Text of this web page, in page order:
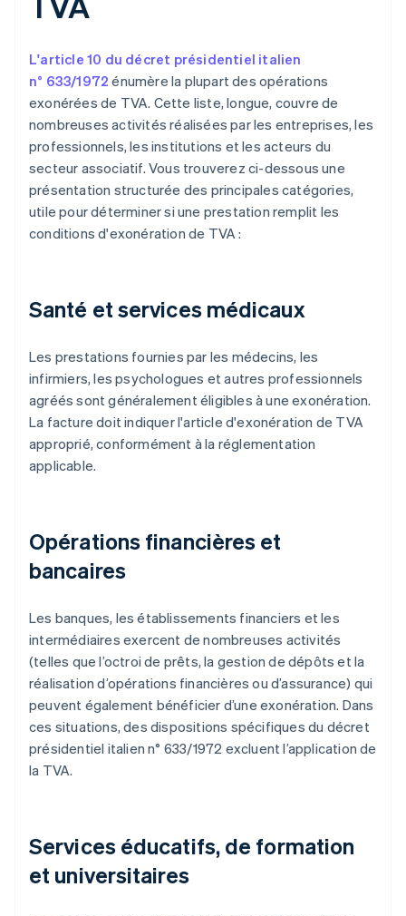
L'article 10 du décret présidentiel italien
n° 633/1972 énumère la plupart des opérations
exonérées de TVA. Cette liste, longue, couvre de
nombreuses activités réalisées par les entreprises, les
professionnels, les institutions et les acteurs du
secteur associatif. Vous trouverez ci-dessous une
présentation structurée des principales catégories,
utile pour déterminer si une prestation remplit les
conditions d'exonération de TVA :
Santé et services médicaux
Les prestations fournies par les médecins, les
infirmiers, les psychologues et autres professionnels
agréés sont généralement éligibles à une exonération.
La facture doit indiquer l'article d'exonération de TVA
approprié, conformément à la réglementation
applicable.
Opérations financières et
bancaires
Les banques, les établissements financiers et les
intermédiaires exercent de nombreuses activités
(telles que l’octroi de prêts, la gestion de dépôts et la
réalisation d’opérations financières ou d’assurance) qui
peuvent également bénéficier d’une exonération. Dans
ces situations, des dispositions spécifiques du décret
présidentiel italien n° 633/1972 excluent l’application de
la TVA.
Services éducatifs, de formation
et universitaires